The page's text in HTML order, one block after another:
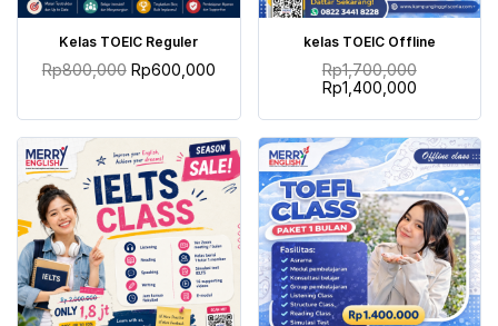
TAMBAH KE KERANJANG
Kelas TOEIC Reguler
Rp800,000 Rp600,000
TAMBAH KE KERANJANG
kelas TOEIC Offline
Rp1,700,000
Rp1,400,000